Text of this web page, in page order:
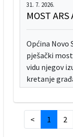
31. 7. 2026.
MOST
Općina Novo
pješački
vidu njegov
kretanje
< 1 2